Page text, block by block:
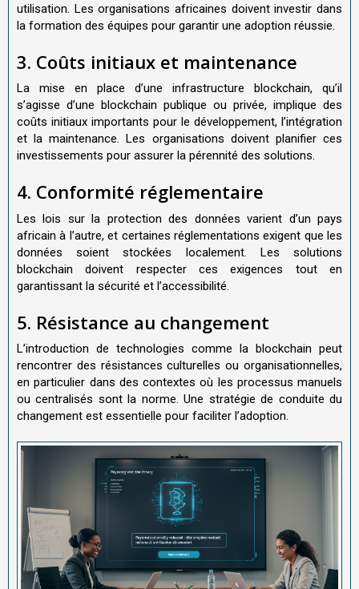
utilisation. Les organisations africaines doivent investir dans
la formation des équipes pour garantir une adoption réussie.
3. Coûts initiaux et maintenance
La mise en place d’une infrastructure blockchain, qu’il
s’agisse d’une blockchain publique ou privée, implique des
coûts initiaux importants pour le développement, l’intégration
et la maintenance. Les organisations doivent planifier ces
investissements pour assurer la pérennité des solutions.
4. Conformité réglementaire
Les lois sur la protection des données varient d’un pays
africain à l’autre, et certaines réglementations exigent que les
données soient stockées localement. Les solutions
blockchain doivent respecter ces exigences tout en
garantissant la sécurité et l’accessibilité.
5. Résistance au changement
L’introduction de technologies comme la blockchain peut
rencontrer des résistances culturelles ou organisationnelles,
en particulier dans des contextes où les processus manuels
ou centralisés sont la norme. Une stratégie de conduite du
changement est essentielle pour faciliter l’adoption.